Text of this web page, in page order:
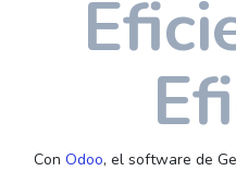
Con Odoo, el software de